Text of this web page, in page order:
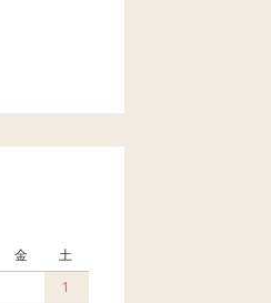
金
土
1